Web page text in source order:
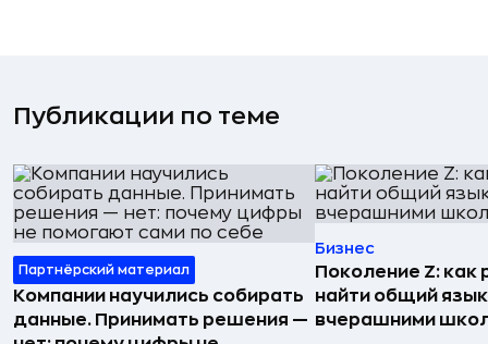
Публикации по теме
Партнёрский материал
Компании научились собирать
данные. Принимать решения —
Бизнес
Поколение Z: как
найти общий
вчерашними